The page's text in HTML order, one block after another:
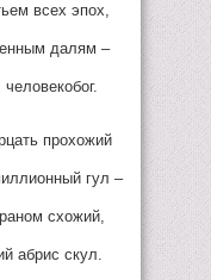
всех эпох,
далям –
прохожий
гул –
схожий,
абрис скул.